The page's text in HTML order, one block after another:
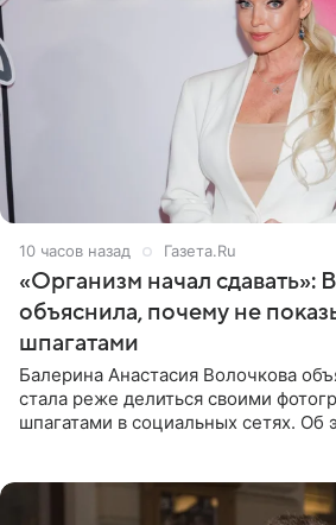
10 часов назад Газета.Ru
«Организм начал сдавать»:
объяснила, почему не
шпагатами
Балерина Анастасия Волочкова
стала реже делиться своими
шпагатами в социальных сетях. Об